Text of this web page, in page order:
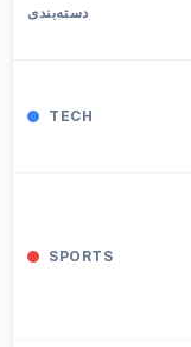
دسته‌بندی
TECH
SPORTS